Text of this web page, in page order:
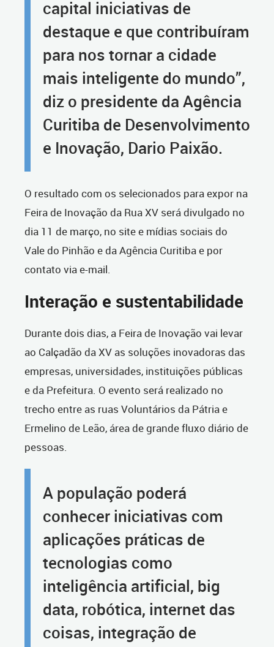
capital iniciativas de
destaque e que contribuíram
para nos tornar a cidade
mais inteligente do mundo”,
diz o presidente da Agência
Curitiba de Desenvolvimento
e Inovação, Dario Paixão.
O resultado com os selecionados para expor na
Feira de Inovação da Rua XV será divulgado no
dia 11 de março, no site e mídias sociais do
Vale do Pinhão e da Agência Curitiba e por
contato via e-mail.
Interação e sustentabilidade
Durante dois dias, a Feira de Inovação vai levar
ao Calçadão da XV as soluções inovadoras das
empresas, universidades, instituições públicas
e da Prefeitura. O evento será realizado no
trecho entre as ruas Voluntários da Pátria e
Ermelino de Leão, área de grande fluxo diário de
pessoas.
A população poderá
conhecer iniciativas com
aplicações práticas de
tecnologias como
inteligência artificial, big
data, robótica, internet das
coisas, integração de